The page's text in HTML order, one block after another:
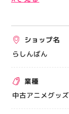
出店をご検討
催事出店募
アティビジ
ショップ名
らしんばん
業種
中古アニメグッズ